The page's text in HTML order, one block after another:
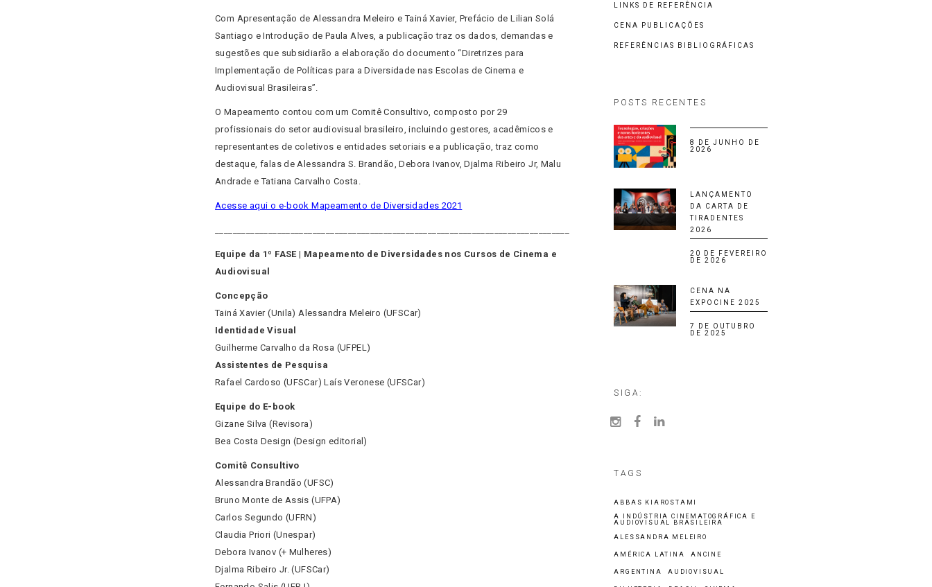
Com Apresentação de Alessandra Meleiro e Tainá Xavier, Prefácio de Lilian Solá
Santiago e Introdução de Paula Alves, a publicação traz os dados, demandas e
sugestões que subsidiarão a elaboração do documento “Diretrizes para
Implementação de Políticas para a Diversidade nas Escolas de Cinema e
Audiovisual Brasileiras”.
O Mapeamento contou com um Comitê Consultivo, composto por 29
profissionais do setor audiovisual brasileiro, incluindo gestores, acadêmicos e
representantes de coletivos e entidades setoriais e a publicação, traz como
destaque, falas de Alessandra S. Brandão, Debora Ivanov, Djalma Ribeiro Jr, Malu
Andrade e Tatiana Carvalho Costa.
Acesse aqui o e-book Mapeamento de Diversidades 2021
Equipe da 1º FASE | Mapeamento de Diversidades nos Cursos de Cinema e
Audiovisual
Concepção
Tainá Xavier (Unila) Alessandra Meleiro (UFSCar)
Identidade Visual
Guilherme Carvalho da Rosa (UFPEL)
Assistentes de Pesquisa
Rafael Cardoso (UFSCar) Laís Veronese (UFSCar)
Equipe do E-book
Gizane Silva (Revisora)
Bea Costa Design (Design editorial)
Comitê Consultivo
Alessandra Brandão (UFSC)
Bruno Monte de Assis (UFPA)
Carlos Segundo (UFRN)
Claudia Priori (Unespar)
Debora Ivanov (+ Mulheres)
Djalma Ribeiro Jr. (UFSCar)
LINKS DE REFERÊNCIA
CENA PUBLICAÇÕES
REFERÊNCIAS BIBLIOGRÁFICAS
POSTS RECENTES
8 DE JUNHO DE
2026
LANÇAMENTO
DA CARTA DE
TIRADENTES
2026
20 DE FEVEREIRO
DE 2026
CENA NA
EXPOCINE 2025
7 DE OUTUBRO
DE 2025
SIGA:
TAGS
ABBAS KIAROSTAMI
A INDÚSTRIA CINEMATOGRÁFICA E
AUDIOVISUAL BRASILEIRA
ALESSANDRA MELEIRO
AMÉRICA LATINA ANCINE
ARGENTINA AUDIOVISUAL